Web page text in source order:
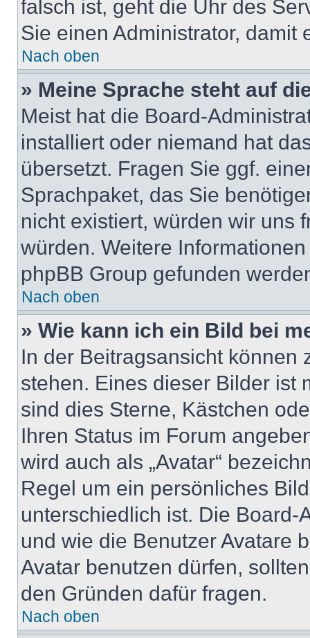
falsch ist, geht die Uhr des
Sie einen Administrator, damit
Nach oben
» Meine Sprache steht auf
Meist hat die Board-
installiert oder niemand hat
übersetzt. Fragen Sie ggf.
Sprachpaket, das Sie
nicht existiert, würden wir uns
würden. Weitere
phpBB Group gefunden
Nach oben
» Wie kann ich ein Bild bei
In der Beitragsansicht können
stehen. Eines dieser Bilder ist
sind dies Sterne, Kästchen
Ihren Status im Forum
wird auch als „Avatar“
Regel um ein persönliches
unterschiedlich ist. Die
und wie die Benutzer Avatare
Avatar benutzen dürfen,
den Gründen dafür fragen.
Nach oben